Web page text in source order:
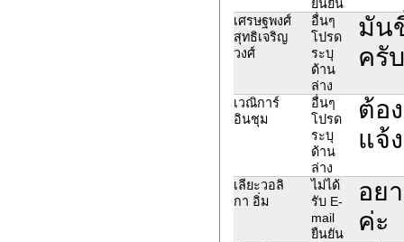
ยืนยัน
เศรษฐพงศ์
สุทธิเจริญ
วงศ์
อื่นๆ
โปรด
ระบุ
ด้าน
ล่าง
มัน
ครับ
เวณิการ์
อินชุม
อื่นๆ
โปรด
ระบุ
ด้าน
ล่าง
ต้อ
แจ้
เลียะวอลิ
กา อิ่ม
ไม่ได้
รับ E-
mail
ยืนยัน
อย
ค่ะ